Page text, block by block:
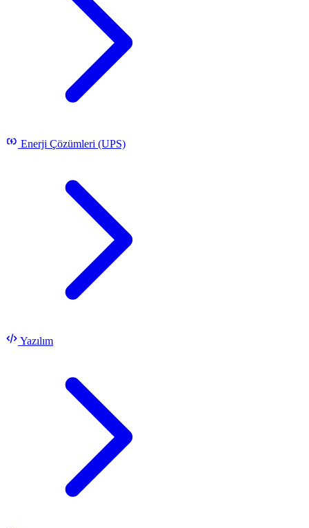
Enerji Çözümleri (UPS)
Yazılım